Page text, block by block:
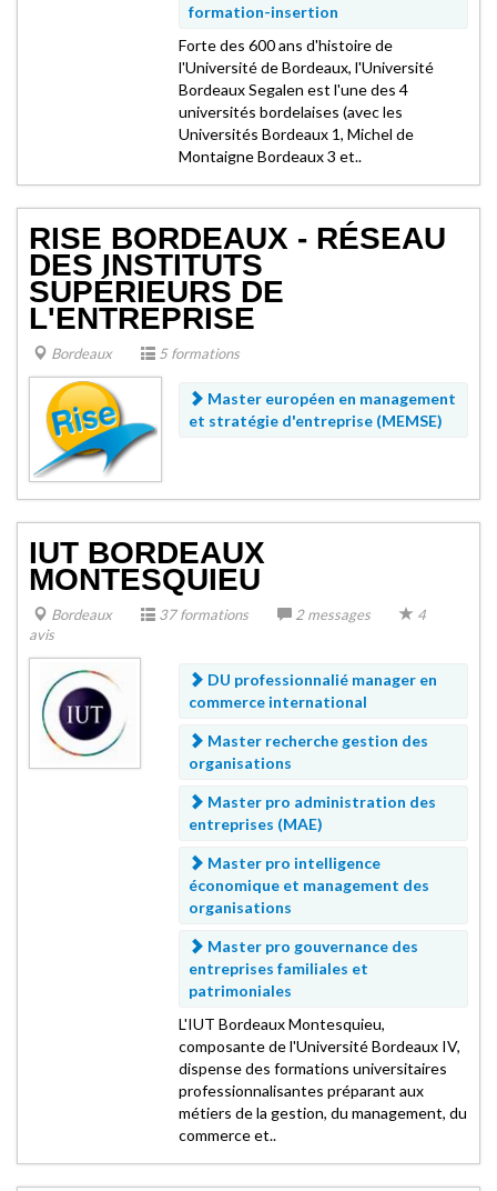
formation-insertion
Forte des 600 ans d'histoire de
l'Université de Bordeaux, l'Université
Bordeaux Segalen est l'une des 4
universités bordelaises (avec les
Universités Bordeaux 1, Michel de
Montaigne Bordeaux 3 et..
RISE BORDEAUX - RÉSEAU
DES INSTITUTS
SUPÉRIEURS DE
L'ENTREPRISE
Bordeaux 5 formations
Master européen en management
et stratégie d'entreprise (MEMSE)
IUT BORDEAUX
MONTESQUIEU
Bordeaux 37 formations 2 messages
4
avis
DU professionnalié manager en
commerce international
Master recherche gestion des
organisations
Master pro administration des
entreprises (MAE)
Master pro intelligence
économique et management des
organisations
Master pro gouvernance des
entreprises familiales et
patrimoniales
L'IUT Bordeaux Montesquieu,
composante de l'Université Bordeaux IV,
dispense des formations universitaires
professionnalisantes préparant aux
métiers de la gestion, du management, du
commerce et..